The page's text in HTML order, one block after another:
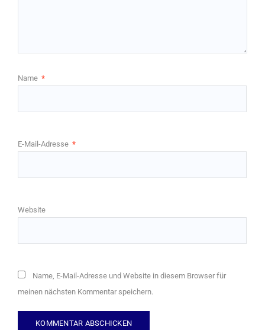
Name *
E-Mail-Adresse *
Website
Name, E-Mail-Adresse und Website in diesem Browser für
meinen nächsten Kommentar speichern.